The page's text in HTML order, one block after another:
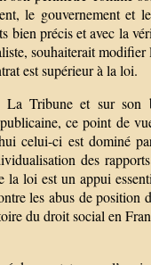
le gouvernement
bien précis et avec la
souhaiterait
est supérieur à la loi.
Tribune et sur son
ce point de
celui-ci est dominé
des
loi est un appui
les abus de
du droit social en